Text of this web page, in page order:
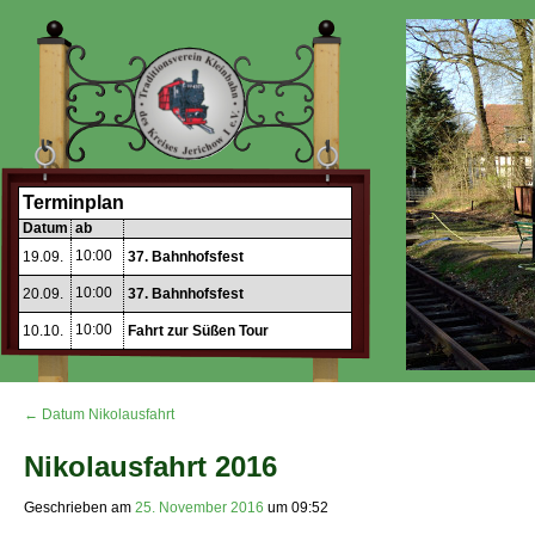
Terminplan
Datum ab
19.09.
10:00 37. Bahnhofsfest
20.09. 10:00 37. Bahnhofsfest
10.10. 10:00 Fahrt zur Süßen Tour
← Datum Nikolausfahrt
Nikolausfahrt 2016
Geschrieben am 25. November 2016 um 09:52